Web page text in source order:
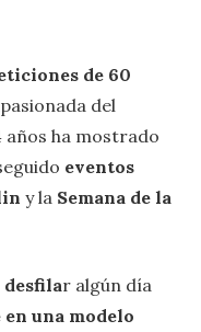
de 60
del
años ha mostrado
eventos
y la Semana de la
desfilar algún día
una modelo